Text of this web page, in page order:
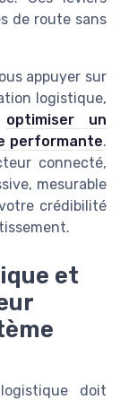
de route sans
appuyer sur
logistique,
optimiser un
performante.
connecté,
mesurable
crédibilité
et
doit